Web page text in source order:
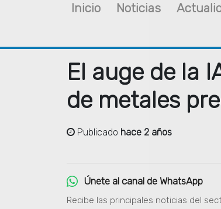
Inicio Noticias
El auge de la
de metales
Publicado hace 2 años
Únete al canal de WhatsApp
Recibe las principales noticias del